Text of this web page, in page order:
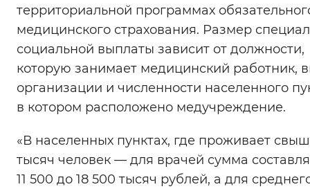
территориальной программах
медицинского страхования. Размер
социальной выплаты зависит от должности,
которую занимает медицинский работник,
организации и численности населенного
в котором расположено медучреждение.
«В населенных пунктах, где проживает
тысяч человек — для врачей сумма
11 500 до 18 500 тысяч рублей, а для